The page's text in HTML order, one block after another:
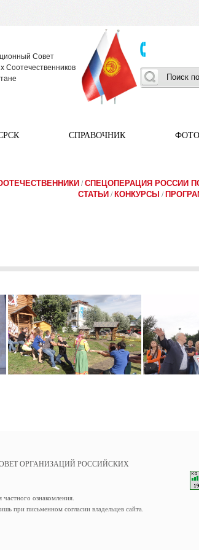
Совет
Соотечественников
СПРАВОЧНИК
/СПЕЦОПЕРАЦИЯ РОССИИ
СТАТЬИ / КОНКУРСЫ /
ОРГАНИЗАЦИЙ РОССИЙСКИХ
ознакомления.
при письменном согласии владельцев сайта.